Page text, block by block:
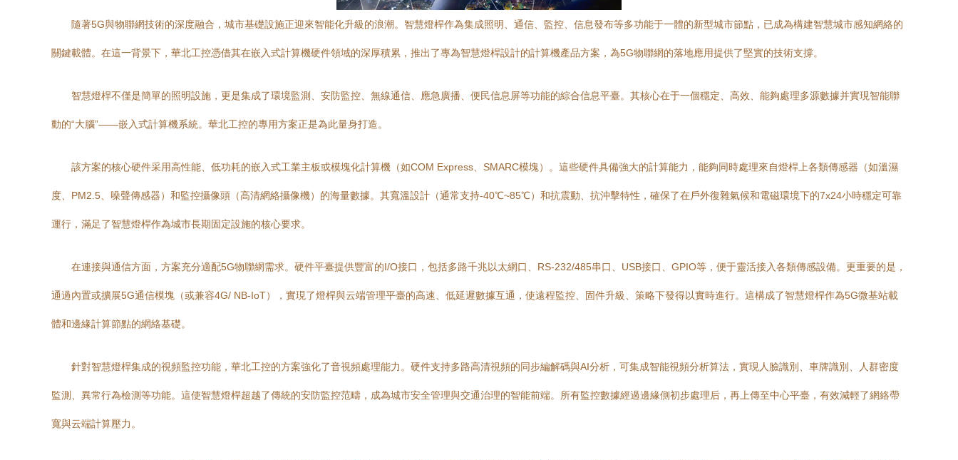
隨著5G與物聯網技術的深度融合，城市基礎設施正迎來智能化升級的浪潮。智慧燈桿作為集成照明、通信、監控、信息發布等多功能于一體的新型城市節點，已成為構建智慧城市感知網絡的
關鍵載體。在這一背景下，華北工控憑借其在嵌入式計算機硬件領域的深厚積累，推出了專為智慧燈桿設計的計算機產品方案，為5G物聯網的落地應用提供了堅實的技術支撐。
智慧燈桿不僅是簡單的照明設施，更是集成了環境監測、安防監控、無線通信、應急廣播、便民信息屏等功能的綜合信息平臺。其核心在于一個穩定、高效、能夠處理多源數據并實現智能聯
動的“大腦”——嵌入式計算機系統。華北工控的專用方案正是為此量身打造。
該方案的核心硬件采用高性能、低功耗的嵌入式工業主板或模塊化計算機（如COM Express、SMARC模塊）。這些硬件具備強大的計算能力，能夠同時處理來自燈桿上各類傳感器（如溫濕
度、PM2.5、噪聲傳感器）和監控攝像頭（高清網絡攝像機）的海量數據。其寬溫設計（通常支持-40℃~85℃）和抗震動、抗沖擊特性，確保了在戶外復雜氣候和電磁環境下的7x24小時穩定可靠
運行，滿足了智慧燈桿作為城市長期固定設施的核心要求。
在連接與通信方面，方案充分適配5G物聯網需求。硬件平臺提供豐富的I/O接口，包括多路千兆以太網口、RS-232/485串口、USB接口、GPIO等，便于靈活接入各類傳感設備。更重要的是，
通過內置或擴展5G通信模塊（或兼容4G/ NB-IoT），實現了燈桿與云端管理平臺的高速、低延遲數據互通，使遠程監控、固件升級、策略下發得以實時進行。這構成了智慧燈桿作為5G微基站載
體和邊緣計算節點的網絡基礎。
針對智慧燈桿集成的視頻監控功能，華北工控的方案強化了音視頻處理能力。硬件支持多路高清視頻的同步編解碼與AI分析，可集成智能視頻分析算法，實現人臉識別、車牌識別、人群密度
監測、異常行為檢測等功能。這使智慧燈桿超越了傳統的安防監控范疇，成為城市安全管理與交通治理的智能前端。所有監控數據經過邊緣側初步處理后，再上傳至中心平臺，有效減輕了網絡帶
寬與云端計算壓力。